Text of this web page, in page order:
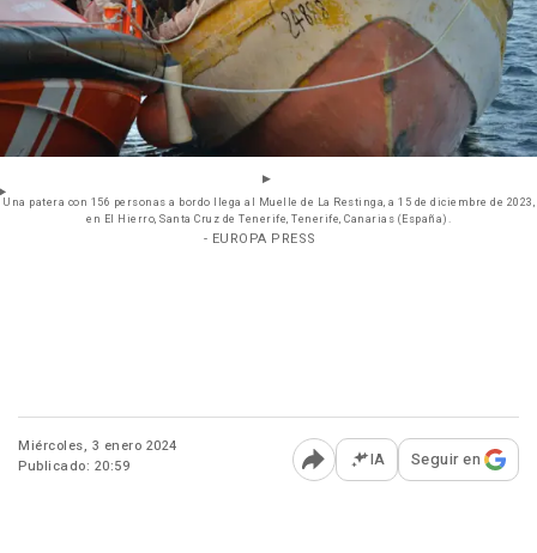
Una patera con 156 personas a bordo llega al Muelle de La Restinga, a 15 de diciembre de 2023,
en El Hierro, Santa Cruz de Tenerife, Tenerife, Canarias (España).
- EUROPA PRESS
Miércoles, 3 enero 2024
Publicado: 20:59
Abrir opciones para
IA Seguir en